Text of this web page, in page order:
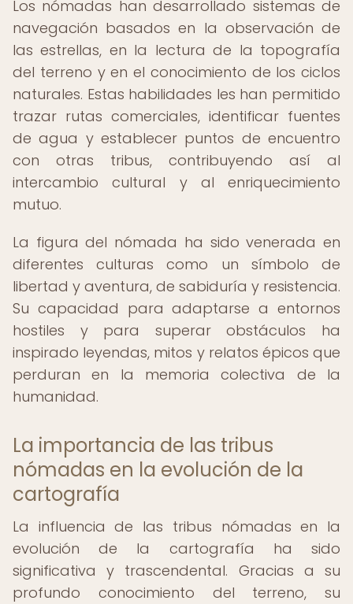
Los nómadas han desarrollado sistemas de
navegación basados en la observación de
las estrellas, en la lectura de la topografía
del terreno y en el conocimiento de los ciclos
naturales. Estas habilidades les han permitido
trazar rutas comerciales, identificar fuentes
de agua y establecer puntos de encuentro
con otras tribus, contribuyendo así al
intercambio cultural y al enriquecimiento
mutuo.
La figura del nómada ha sido venerada en
diferentes culturas como un símbolo de
libertad y aventura, de sabiduría y resistencia.
Su capacidad para adaptarse a entornos
hostiles y para superar obstáculos ha
inspirado leyendas, mitos y relatos épicos que
perduran en la memoria colectiva de la
humanidad.
La importancia de las tribus
nómadas en la evolución de la
cartografía
La influencia de las tribus nómadas en la
evolución de la cartografía ha sido
significativa y trascendental. Gracias a su
profundo conocimiento del terreno, su